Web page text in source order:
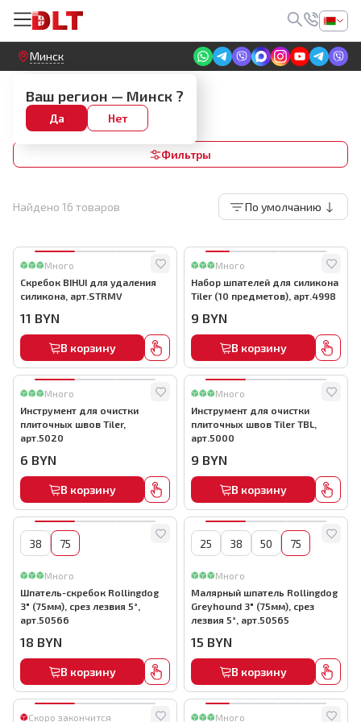
Круглосуточный! Прием заявок на сайте
Минск
Ваш регион — Минск ?
Да Нет
Шпатели для силикона и герметика
Скребки
Фильтры
Найдено 16 товаров По умолчанию
Много
Скребок BIHUI для удаления
силикона, арт.STRMV
11 BYN
В корзину
Много
Набор шпателей для силикона
Tiler (10 предметов), арт.4998
9 BYN
В корзину
Много
Инструмент для очистки
плиточных швов Tiler,
арт.5020
6 BYN
В корзину
Много
Инструмент для очистки
плиточных швов Tiler TBL,
арт.5000
9 BYN
В корзину
38 75
Много
Шпатель-скребок Rollingdog
3" (75мм), срез лезвия 5°,
арт.50566
18 BYN
В корзину
25 38 50 75
Много
Малярный шпатель Rollingdog
Greyhound 3" (75мм), срез
лезвия 5°, арт.50565
15 BYN
В корзину
Скоро закончится Много